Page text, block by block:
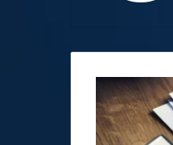
Contribuyentes
tienen
hasta
el